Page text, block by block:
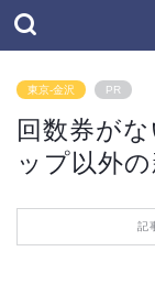
東京-金沢 PR
回数券が
ップ以外
記